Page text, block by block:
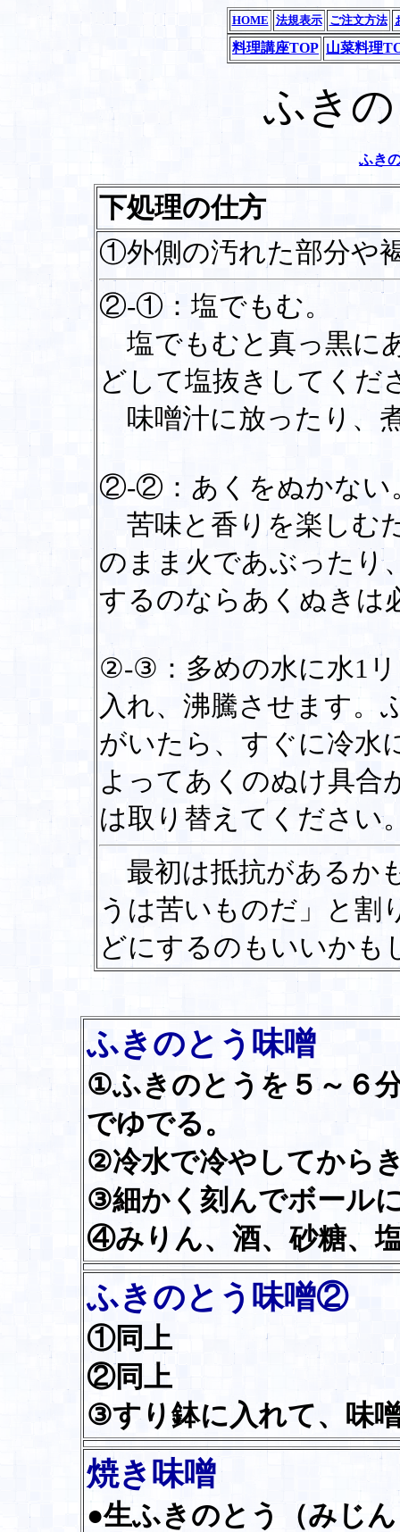
HOME 法規表示 ご注文方法
料理講座TOP 山菜料理
ふき
ふき
下処理の仕方
①外側の汚れた部分や
②-①：塩でもむ。
塩でもむと真っ黒に
どして塩抜きしてくだ
味噌汁に放ったり、
②-②：あくをぬかない
苦味と香りを楽しむ
のまま火であぶったり
するのならあくぬきは
②-③：多めの水に水1
入れ、沸騰させます。
がいたら、すぐに冷水
よってあくのぬけ具合
は取り替えてください
最初は抵抗があるか
うは苦いものだ」と割
どにするのもいいかも
ふきのとう味噌
①ふきのとうを５～６
でゆでる。
②冷水で冷やしてから
③細かく刻んでボール
④みりん、酒、砂糖、
ふきのとう味噌②
①同上
②同上
③すり鉢に入れて、味
焼き味噌
●生ふきのとう（みじ